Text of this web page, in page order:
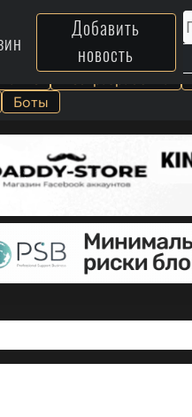
Добавить
новость
Боты